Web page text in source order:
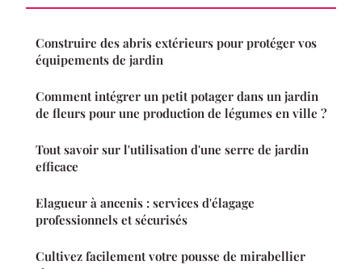
Construire des abris extérieurs pour protéger vos
équipements de jardin
Comment intégrer un petit potager dans un jardin
de fleurs pour une production de légumes en ville ?
Tout savoir sur l'utilisation d'une serre de jardin
efficace
Elagueur à ancenis : services d'élagage
professionnels et sécurisés
Cultivez facilement votre pousse de mirabellier